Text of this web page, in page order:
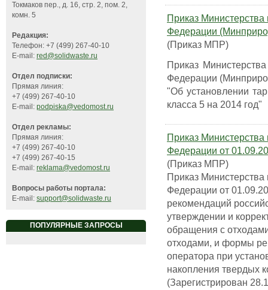
Токмаков пер., д. 16, стр. 2, пом. 2,
комн. 5
Редакция:
Телефон: +7 (499) 267-40-10
E-mail: red@solidwaste.ru
Отдел подписки:
Прямая линия:
+7 (499) 267-40-10
E-mail: podpiska@vedomost.ru
Отдел рекламы:
Прямая линия:
+7 (499) 267-40-10
+7 (499) 267-40-15
E-mail: reklama@vedomost.ru
Вопросы работы портала:
E-mail: support@solidwaste.ru
ПОПУЛЯРНЫЕ ЗАПРОСЫ
Приказ Министерства
Федерации
(Приказ МПР)
Приказ
Федерации
"Об установлении
класса 5 на 2014 год"
Приказ Министерства
Федерации от
(Приказ МПР)
Приказ Министерства
Федерации от
рекомендаций
утверждении и
обращения с
отходами, и формы
оператора при
накопления твердых
(Зарегистрирован